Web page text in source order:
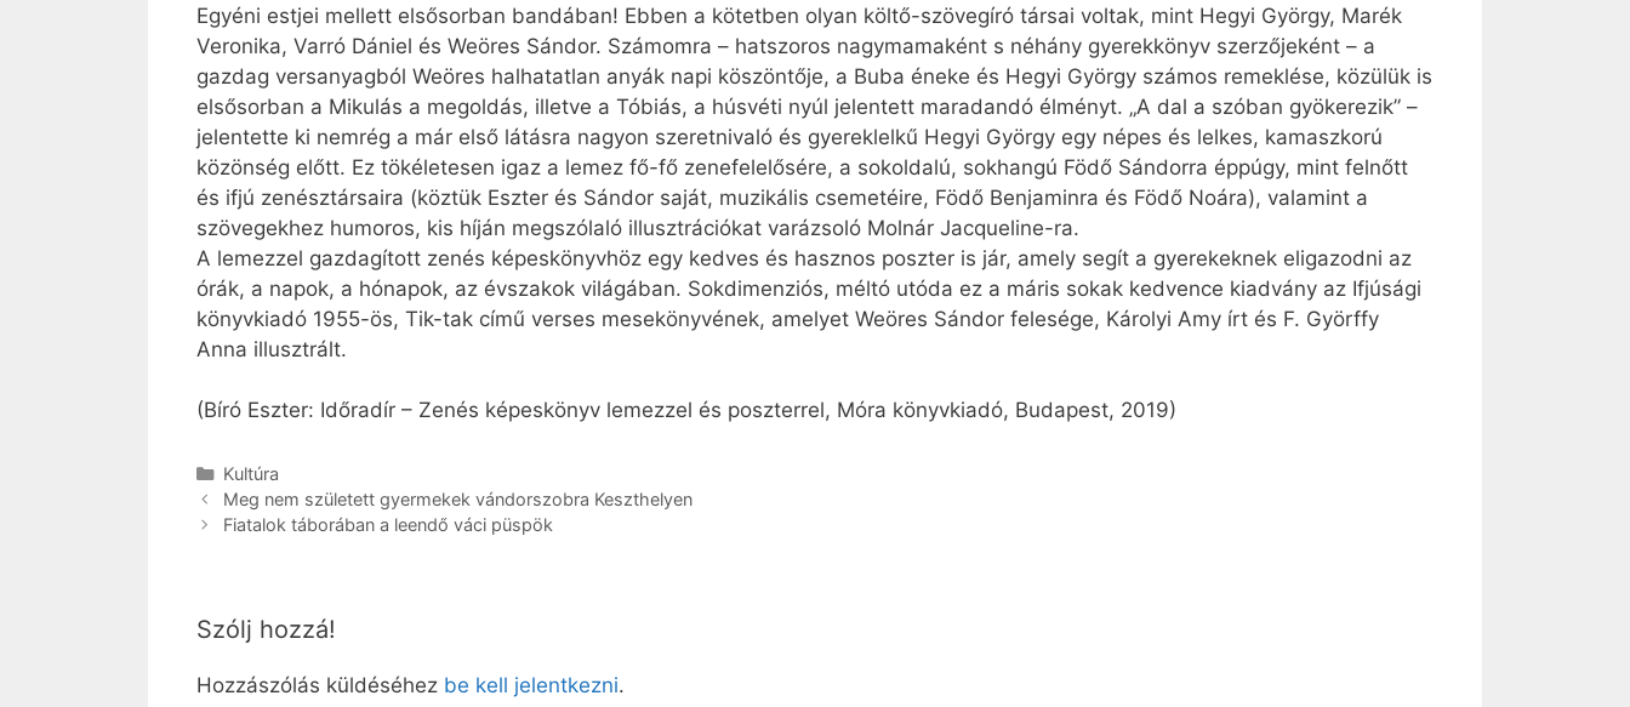
Egyéni estjei mellett elsősorban bandában! Ebben a kötetben olyan költő-szövegíró társai voltak, mint Hegyi György, Marék
Veronika, Varró Dániel és Weöres Sándor. Számomra – hatszoros nagymamaként s néhány gyerekkönyv szerzőjeként – a
gazdag versanyagból Weöres halhatatlan anyák napi köszöntője, a Buba éneke és Hegyi György számos remeklése, közülük is
elsősorban a Mikulás a megoldás, illetve a Tóbiás, a húsvéti nyúl jelentett maradandó élményt. „A dal a szóban gyökerezik” –
jelentette ki nemrég a már első látásra nagyon szeretnivaló és gyereklelkű Hegyi György egy népes és lelkes, kamaszkorú
közönség előtt. Ez tökéletesen igaz a lemez fő-fő zenefelelősére, a sokoldalú, sokhangú Födő Sándorra éppúgy, mint felnőtt
és ifjú zenésztársaira (köztük Eszter és Sándor saját, muzikális csemetéire, Födő Benjaminra és Födő Noára), valamint a
szövegekhez humoros, kis híján megszólaló illusztrációkat varázsoló Molnár Jacqueline-ra.
A lemezzel gazdagított zenés képeskönyvhöz egy kedves és hasznos poszter is jár, amely segít a gyerekeknek eligazodni az
órák, a napok, a hónapok, az évszakok világában. Sokdimenziós, méltó utóda ez a máris sokak kedvence kiadvány az Ifjúsági
könyvkiadó 1955-ös, Tik-tak című verses mesekönyvének, amelyet Weöres Sándor felesége, Károlyi Amy írt és F. Györffy
Anna illusztrált.
(Bíró Eszter: Időradír – Zenés képeskönyv lemezzel és poszterrel, Móra könyvkiadó, Budapest, 2019)
Kategória
Kultúra
Meg nem született gyermekek vándorszobra Keszthelyen
Fiatalok táborában a leendő váci püspök
Szólj hozzá!
Hozzászólás küldéséhez be kell jelentkezni.